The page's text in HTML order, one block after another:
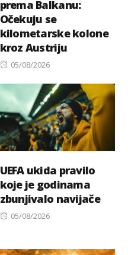
prema Balkanu:
Očekuju se
kilometarske kolone
kroz Austriju
Posted
05/08/2026
UEFA ukida pravilo
koje je godinama
zbunjivalo navijače
Posted
05/08/2026